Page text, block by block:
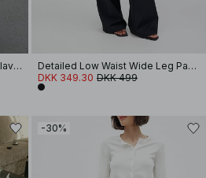
Bredbent chenillebukser med lav talje
Detailed Low Waist Wide Leg Pants
DKK 349.30 DKK 499
-30%